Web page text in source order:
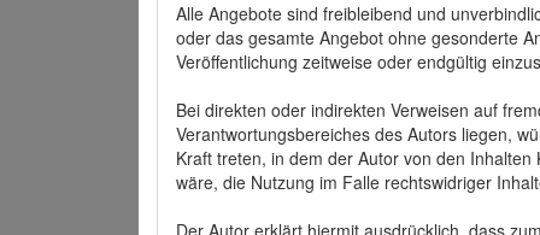
Alle Angebote sind freibleibend und
oder das gesamte Angebot ohne gesonderte
Veröffentlichung zeitweise oder endgültig
Bei direkten oder indirekten Verweisen auf
Verantwortungsbereiches des Autors liegen,
Kraft treten, in dem der Autor von den
wäre, die Nutzung im Falle rechtswidriger
Der Autor erklärt hiermit ausdrücklich, dass